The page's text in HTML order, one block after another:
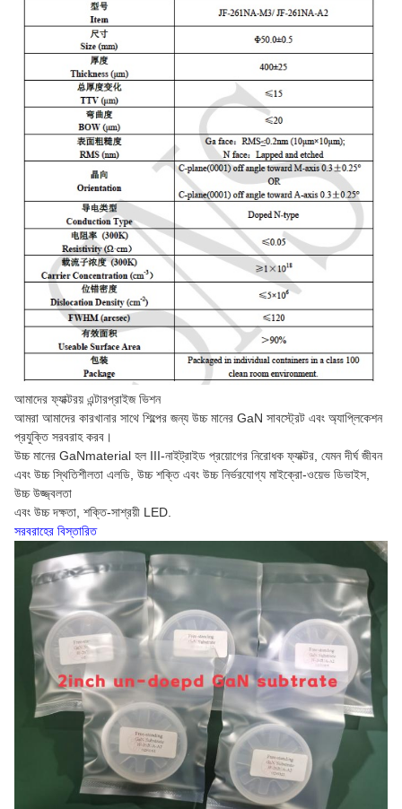
আমাদের ফ্যাক্টরয় এন্টারপ্রাইজ ভিশন
আমরা আমাদের কারখানার সাথে শিল্পের জন্য উচ্চ মানের GaN সাবস্ট্রেট এবং অ্যাপ্লিকেশন
প্রযুক্তি সরবরাহ করব।
উচ্চ মানের GaNmaterial হল III-নাইট্রাইড প্রয়োগের নিরোধক ফ্যাক্টর, যেমন দীর্ঘ জীবন
এবং উচ্চ স্থিতিশীলতা এলডি, উচ্চ শক্তি এবং উচ্চ নির্ভরযোগ্য মাইক্রো-ওয়েভ ডিভাইস,
উচ্চ উজ্জ্বলতা
এবং উচ্চ দক্ষতা, শক্তি-সাশ্রয়ী LED.
সরবরাহের বিস্তারিত